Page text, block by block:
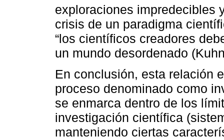
exploraciones impredecibles
crisis de un paradigma
“los científicos creadores
un mundo desordenado
En conclusión, esta relación
proceso denominado como
se enmarca dentro de los
investigación científica
manteniendo ciertas